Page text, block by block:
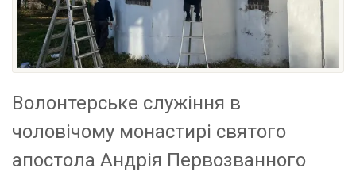
Волонтерське служіння в
чоловічому монастирі святого
апостола Андрія Первозванного